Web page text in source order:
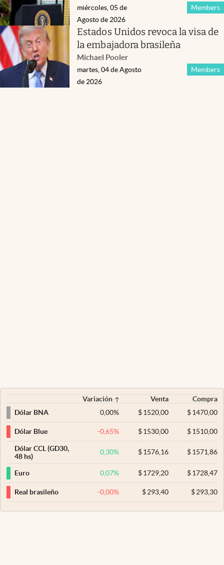
Members
miércoles, 05 de
Agosto de 2026
Estados Unidos revoca la visa de
la embajadora brasileña
Michael Pooler
Members
martes, 04 de Agosto
de 2026
Variación Venta
Compra
Dólar BNA
0,00% $ 1520,00 $1470,00
Dólar Blue -0,65% $ 1530,00 $1510,00
Dólar CCL (GD30,
48 hs)
0,30% $ 1576,16 $1571,86
Euro 0,07% $ 1729,20 $1728,47
Real brasileño -0,00% $ 293,40 $293,30